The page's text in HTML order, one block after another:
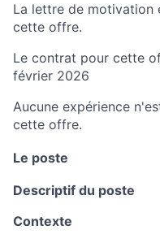
La lettre de motivation
cette offre.
Le contrat pour cette
février 2026
Aucune expérience
cette offre.
Le poste
Descriptif du poste
Contexte